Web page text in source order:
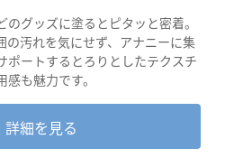
のグッズに塗るとピタッと密着。
の汚れを気にせず、アナニーに集
ポートするとろりとしたテクスチ
も魅力です。
詳細を見る